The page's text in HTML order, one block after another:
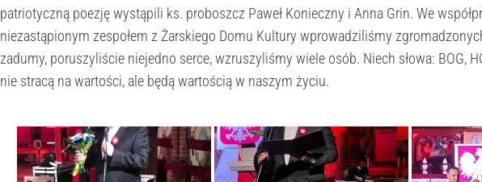
patriotyczną poezję wystąpili ks. proboszcz Paweł Konieczny i Anna Grin. We
niezastąpionym zespołem z Żarskiego Domu Kultury wprowadziliśmy
zadumy, poruszyliście niejedno serce, wzruszyliśmy wiele osób. Niech słowa: BOG,
nie stracą na wartości, ale będą wartością w naszym życiu.